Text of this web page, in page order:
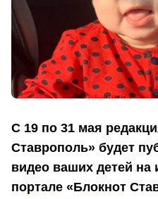
С 19 по 31 мая
Ставрополь» будет
видео ваших детей
портале «Блокнот